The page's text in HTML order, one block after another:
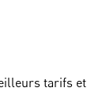
tarifs et